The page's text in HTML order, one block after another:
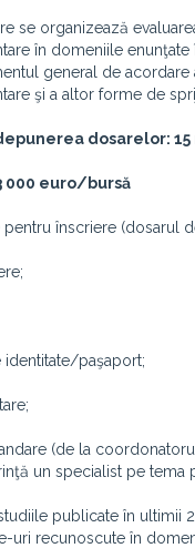
se organizează
în domeniile enunţate
general de
şi a altor forme de
dosarelor:
000 euro/bursă
înscriere (dosarul
paşaport;
(de la
un specialist pe tema
publicate în ultimii
uri recunoscute în